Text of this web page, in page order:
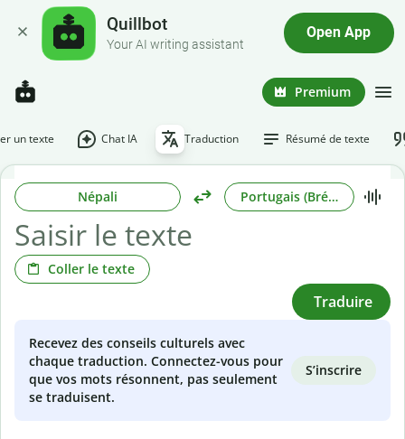
Quillbot
Your AI writing assistant
Open App
Premium
un texte Chat IA Traduction Résumé de texte
Népali Portugais (Brésilien)
Coller le texte
Traduire
Recevez des conseils culturels avec
chaque traduction. Connectez-vous pour
que vos mots résonnent, pas seulement
se traduisent.
S’inscrire